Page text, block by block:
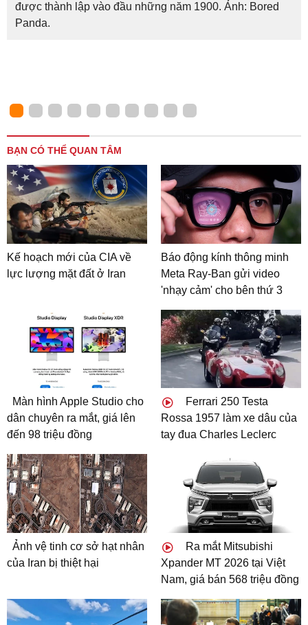
được thành lập vào đầu những năm 1900. Ảnh: Bored
Panda.
BẠN CÓ THỂ QUAN TÂM
Kế hoạch mới của CIA về
lực lượng mặt đất ở Iran
Báo động kính thông minh
Meta Ray-Ban gửi video
'nhạy cảm' cho bên thứ 3
Màn hình Apple Studio cho
dân chuyên ra mắt, giá lên
đến 98 triệu đồng
Ferrari 250 Testa
Rossa 1957 làm xe dâu của
tay đua Charles Leclerc
Ảnh vệ tinh cơ sở hạt nhân
của Iran bị thiệt hại
Ra mắt Mitsubishi
Xpander MT 2026 tại Việt
Nam, giá bán 568 triệu đồng